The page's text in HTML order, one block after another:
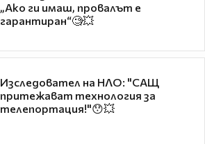
„Ако ги имаш, провалът е
гарантиран“🧐💥
Изследовател на НЛО: "САЩ
притежават технология за
телепортация!"😯💥